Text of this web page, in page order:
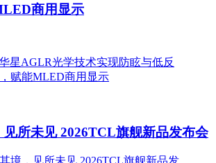
商用显示
见所未见 2026TCL旗舰新品发布会